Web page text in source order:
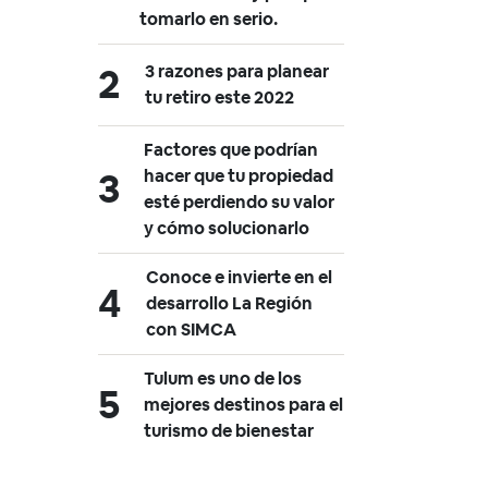
tomarlo en serio.
3 razones para planear
tu retiro este 2022
Factores que podrían
hacer que tu propiedad
esté perdiendo su valor
y cómo solucionarlo
Conoce e invierte en el
desarrollo La Región
con SIMCA
Tulum es uno de los
mejores destinos para el
turismo de bienestar